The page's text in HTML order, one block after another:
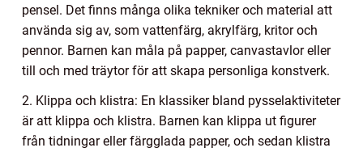
pensel. Det finns många olika tekniker och material att
använda sig av, som vattenfärg, akrylfärg, kritor och
pennor. Barnen kan måla på papper, canvastavlor eller
till och med träytor för att skapa personliga konstverk.
2. Klippa och klistra: En klassiker bland pysselaktiviteter
är att klippa och klistra. Barnen kan klippa ut figurer
från tidningar eller färgglada papper, och sedan klistra